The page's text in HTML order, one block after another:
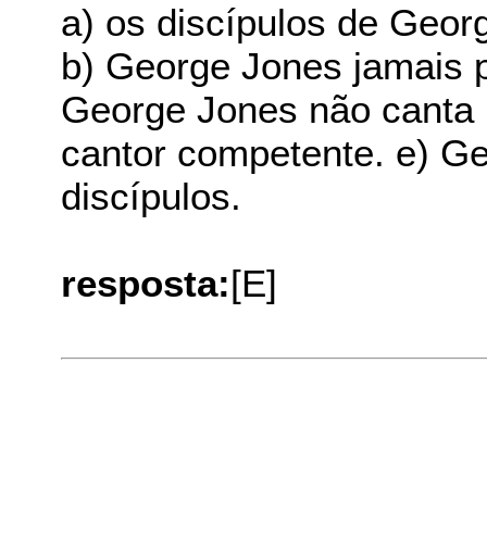
a) os discípulos de
b) George Jones jamais
George Jones não
cantor competente. e)
discípulos.
resposta:[E]